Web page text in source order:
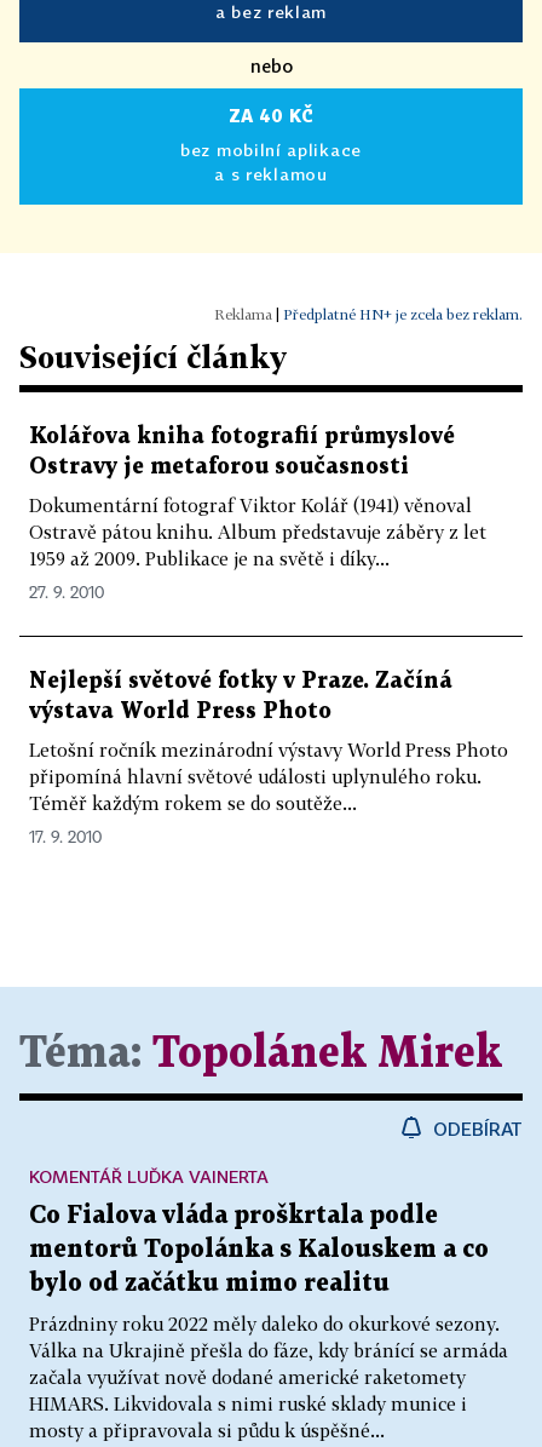
a bez reklam
nebo
ZA 40 KČ
bez mobilní aplikace
a s reklamou
Předplatné HN+ je zcela bez reklam.
Související články
Kolářova kniha fotografií průmyslové
Ostravy je metaforou současnosti
Dokumentární fotograf Viktor Kolář (1941) věnoval
Ostravě pátou knihu. Album představuje záběry z let
1959 až 2009. Publikace je na světě i díky...
27. 9. 2010
Nejlepší světové fotky v Praze. Začíná
výstava World Press Photo
Letošní ročník mezinárodní výstavy World Press Photo
připomíná hlavní světové události uplynulého roku.
Téměř každým rokem se do soutěže...
17. 9. 2010
Téma: Topolánek Mirek
ODEBÍRAT
Co Fialova vláda proškrtala podle
mentorů Topolánka s Kalouskem a co
bylo od začátku mimo realitu
Prázdniny roku 2022 měly daleko do okurkové sezony.
Válka na Ukrajině přešla do fáze, kdy bránící se armáda
začala využívat nově dodané americké raketomety
HIMARS. Likvidovala s nimi ruské sklady munice i
mosty a připravovala si půdu k úspěšné...
KOMENTÁŘ LUĎKA VAINERTA